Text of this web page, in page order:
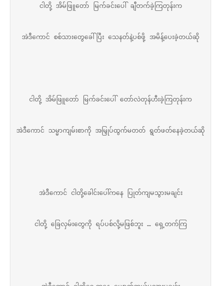
ငါတို့ အိမ်ဖြူတော် မြက်ခင်းပေါ် ချီတက်ခဲ့ကြတုန်းက
အဲဒီကောင် စစ်သားတွေခေါ်ပြီး သေနတ်နဲ့ပစ်ဖို့ အမိန့်ပေးခဲ့တယ်ဆို
ငါတို့ အိမ်ဖြူတော် မြက်ခင်းပေါ် တော်လဲတုန်ဟီးခဲ့ကြတုန်းက
အဲဒီကောင် သမ္မာကျမ်းစာကို အမြှုပ်ထွက်မတတ် ရွတ်ဖတ်နေခဲ့တယ်ဆို
အဲဒီကောင် ငါတို့ခေါင်းပေါ်ကနေ ပြုတ်ကျမသွားမချင်း
ငါတို့ ခြေလှမ်းတွေကို ရပ်ပစ်လို့မဖြစ်ဘူး … ရှေ့တက်ကြ